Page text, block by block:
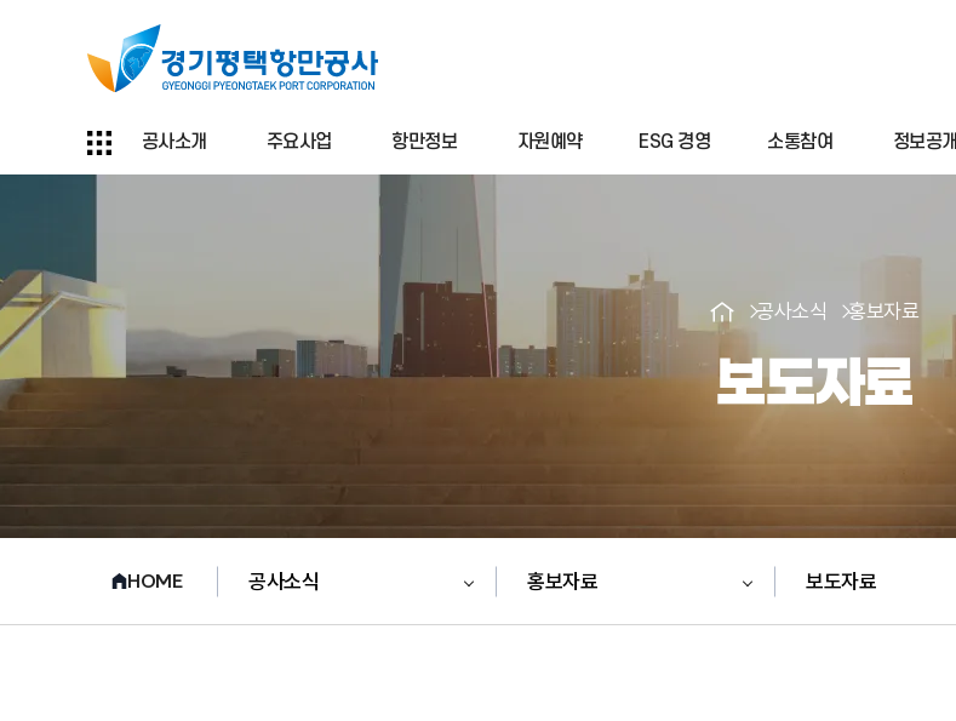
공사소개 주요사업 항만정보 자원예약 ESG 경영 소통참여 정보공개
공사소식 홍보자료
보도자료
HOME 공사소식 홍보자료 보도자료